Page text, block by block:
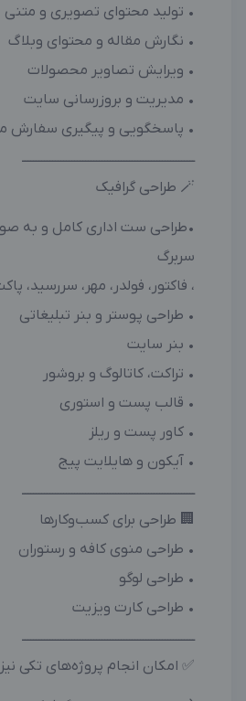
• تولید محتوای تصویری و متنی
• نگارش مقاله و محتوای وبلاگ
• ویرایش تصاویر محصولات
• مدیریت و بروزرسانی سایت
• پاسخگویی و پیگیری سفارش
ـــــــــــــــــــــــــــــــــــــــــــــــــــــــــــــــ
🪄 طراحی گرافیک
•طراحی ست اداری کامل و به
سربرگ
، فاکتور، فولدر، مهر، سررسید،
• طراحی پوستر و بنر تبلیغاتی
• بنر سایت
• تراکت، کاتالوگ و بروشور
• قالب پست و استوری
• کاور پست و ریلز
• آیکون و هایلایت پیج
ـــــــــــــــــــــــــــــــــــــــــــــــــــــــــــــــ
🏢 طراحی برای کسب‌وکارها
• طراحی منوی کافه و رستوران
• طراحی لوگو
• طراحی کارت ویزیت
ـــــــــــــــــــــــــــــــــــــــــــــــــــــــــــــــ
✅ امکان انجام پروژه‌های تکی